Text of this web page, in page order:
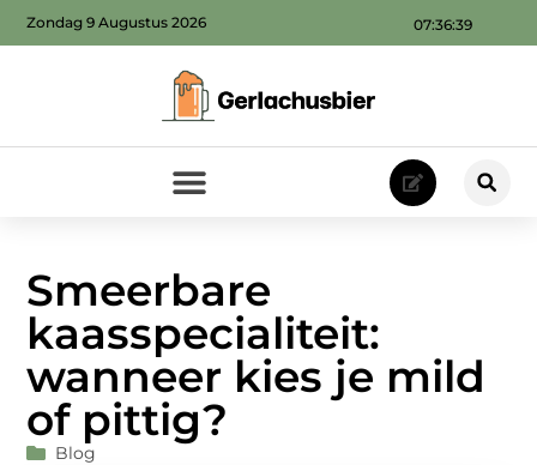
07:36:40
Zondag 9 Augustus 2026
Smeerbare
kaasspecialiteit:
wanneer kies je mild
of pittig?
Blog